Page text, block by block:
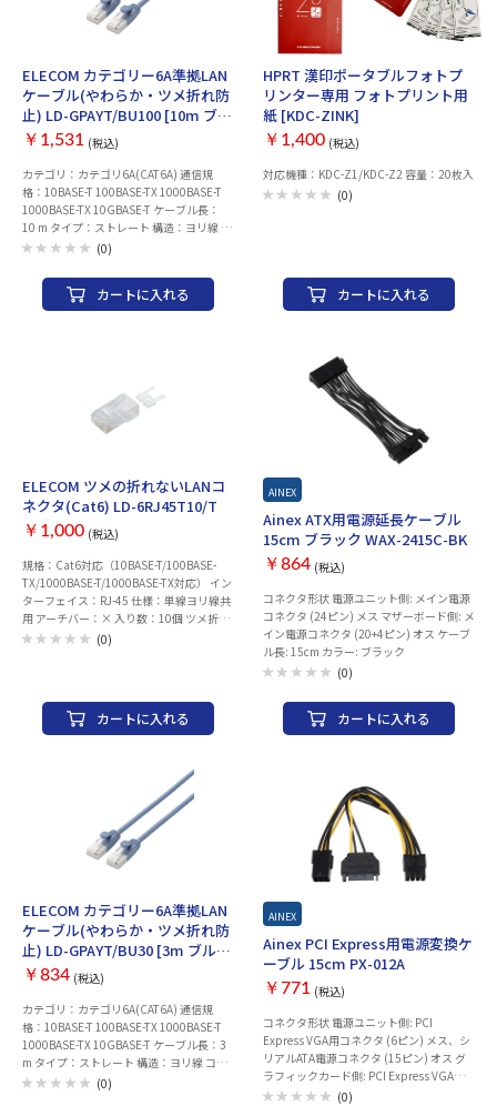
ELECOM カテゴリー6A準拠LAN
ケーブル(やわらか・ツメ折れ防
止) LD-GPAYT/BU100 [10m ブル
ー]
￥1,531 (税込)
カテゴリ：カテゴリ6A(CAT6A) 通信規
格：10BASE-T 100BASE-TX 1000BASE-T
1000BASE-TX 10GBASE-T ケーブル長：
10 m タイプ：ストレート 構造：ヨリ線 コ
ネクタ保護機能：○
(0)
カートに入れる
HPRT 漢印ポータブルフォトプ
リンター専用 フォトプリント用
紙 [KDC-ZINK]
￥1,400 (税込)
対応機種：KDC-Z1/KDC-Z2 容量：20枚入
(0)
カートに入れる
ELECOM ツメの折れないLANコ
ネクタ(Cat6) LD-6RJ45T10/T
￥1,000 (税込)
規格：Cat6対応（10BASE-T/100BASE-
TX/1000BASE-T/1000BASE-TX対応） イン
ターフェイス：RJ-45 仕様：単線ヨリ線共
用 アーチバー：× 入り数：10個 ツメ折れ
防止タイプ
(0)
カートに入れる
AINEX
Ainex ATX用電源延長ケーブル
15cm ブラック WAX-2415C-BK
￥864 (税込)
コネクタ形状 電源ユニット側: メイン電源
コネクタ (24ピン) メス マザーボード側: メ
イン電源コネクタ (20+4ピン) オス ケーブ
ル長: 15cm カラー: ブラック
(0)
カートに入れる
ELECOM カテゴリー6A準拠LAN
ケーブル(やわらか・ツメ折れ防
止) LD-GPAYT/BU30 [3m ブル
ー]
￥834 (税込)
カテゴリ：カテゴリ6A(CAT6A) 通信規
格：10BASE-T 100BASE-TX 1000BASE-T
1000BASE-TX 10GBASE-T ケーブル長：3
m タイプ：ストレート 構造：ヨリ線 コネ
クタ保護機能：○
(0)
AINEX
Ainex PCI Express用電源変換ケ
ーブル 15cm PX-012A
￥771 (税込)
コネクタ形状 電源ユニット側: PCI
Express VGA用コネクタ (6ピン) メス、シ
リアルATA電源コネクタ (15ピン) オス グ
ラフィックカード側: PCI Express VGA用
コネクタ (8ピン) オス ケーブル長: 15cm
(0)